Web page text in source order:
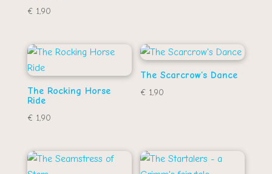
€1,90
The Rocking Horse
Ride
€1,90
The Scarcrow’s Dance
€ 1,90